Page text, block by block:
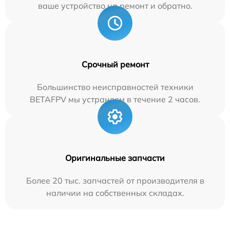
ваше устройство на ремонт и обратно.
Срочный ремонт
Большинство неисправностей техники
BETAFPV мы устраняем в течение 2 часов.
Оригинальные запчасти
Более 20 тыс. запчастей от производителя в
наличии на собственных складах.